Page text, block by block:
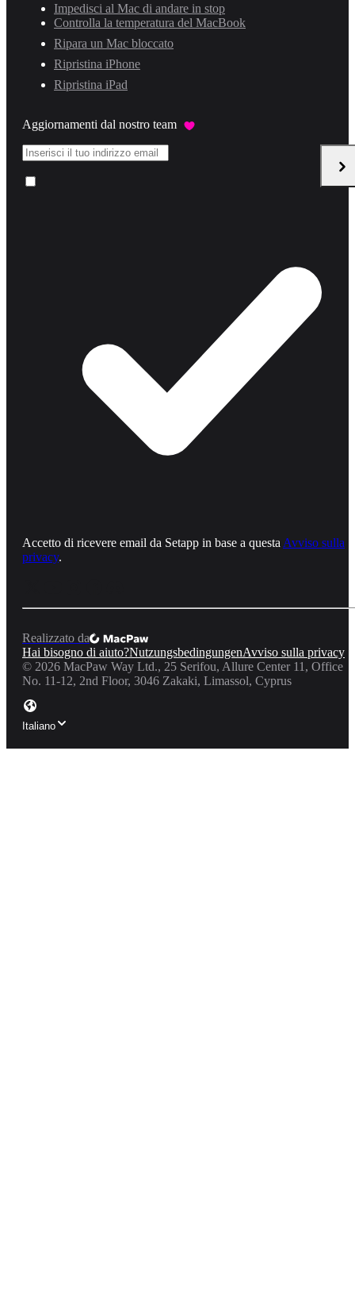
Impedisci al Mac di andare in stop
Controlla la temperatura del MacBook
Ripara un Mac bloccato
Ripristina iPhone
Ripristina iPad
Aggiornamenti dal nostro team
Accetto di ricevere email da Setapp in base a questa Avviso sulla
privacy.
Realizzato da
Hai bisogno di aiuto?NutzungsbedingungenAvviso sulla privacy
© 2026 MacPaw Way Ltd., 25 Serifou, Allure Center 11, Office
No. 11-12, 2nd Floor, 3046 Zakaki, Limassol, Cyprus
Italiano